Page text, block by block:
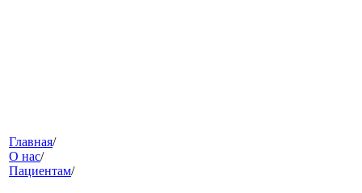
меню
Главная/
О нас/
Пациентам/